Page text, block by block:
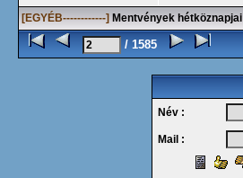
[EGYÉB------------] Mentvények hétköznapjai
/ 1585
Név :
Mail :